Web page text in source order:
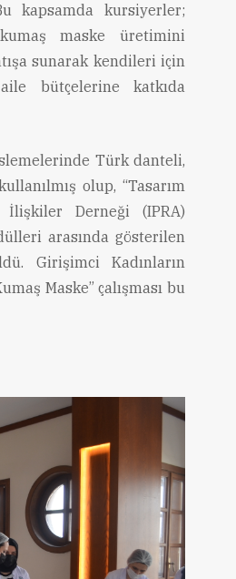
kapsamda kursiyerler;
maske üretimini
sunarak kendileri için
bütçelerine katkıda
Türk danteli,
olup, “Tasarım
İlişkiler Derneği (IPRA)
arasında gösterilen
Girişimci Kadınların
Maske” çalışması bu